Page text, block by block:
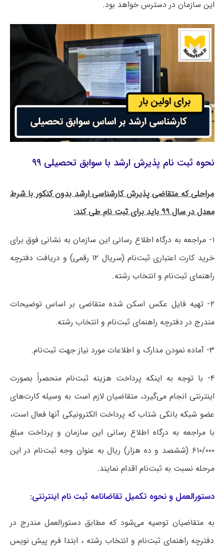
این سازمان در دسترس خواهد بود.
نحوه ثبت نام پذیرش ارشد با سوابق تحصیلی ۹۹
مراحلی که متقاضی پذیرش کارشناسی ارشد بدون کنکور با شرط
معدل در سال ۹۹ باید برای ثبت نام طی کند:
۱- مراجعه به درگاه اطلاع رسانی این سازمان به نشانی فوق برای
خرید کارت اعتباری ثبت‌نام (سریال ۱۲ رقمی) و دریافت دفترچه
راهنمای ثبت‌نام و انتخاب رشته.
۲- تهیه فایل عکس اسکن شده متقاضی بر اساس توضیحات
مندرج در دفترچه راهنمای ثبت‌نام و انتخاب رشته.
۳- آماده نمودن مدارک و اطلاعات مورد نیاز جهت ثبت‌نام.
۴- با توجه به اینکه پرداخت هزینه ثبت‌نام منحصراً بصورت
اینترنتی انجام می‌گیرد، متقاضیان لازم است به وسیله کارت‌های
عضو شبکه بانکی شتاب که پرداخت الکترونیکی آنها فعال است،
با مراجعه به درگاه اطلاع رسانی این سازمان و پرداخت مبلغ
۶۱۰/۰۰۰ (ششصد و ده هزار) ریال به عنوان وجه ثبت‌نام در این
مرحله نسبت به ثبت‌نام اقدام نمایند.
دستورالعمل و نحوه تکمیل تقاضانامه ثبت نام اینترنتی:
به متقاضیان توصیه می‌شود که مطابق دستورالعمل مندرج در
دفترچه راهنمای ثبت‌نام و انتخاب رشته ، ابتدا فرم پیش نویس